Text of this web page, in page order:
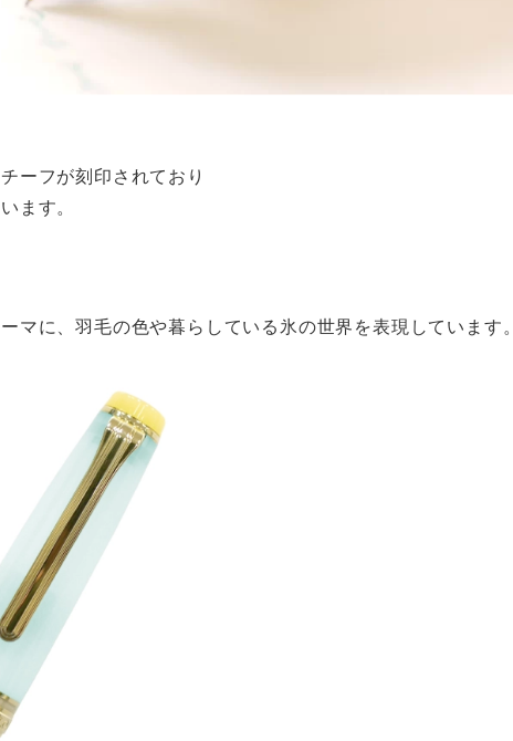
ーフが刻印されており
ます。
マに、羽毛の色や暮らしている氷の世界を表現しています。